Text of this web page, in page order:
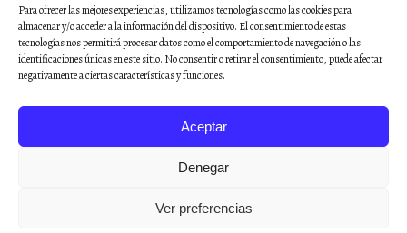
Para ofrecer las mejores experiencias, utilizamos tecnologías como las cookies para
almacenar y/o acceder a la información del dispositivo. El consentimiento de estas
tecnologías nos permitirá procesar datos como el comportamiento de navegación o las
identificaciones únicas en este sitio. No consentir o retirar el consentimiento, puede afectar
negativamente a ciertas características y funciones.
Aceptar
Denegar
Ver preferencias
remayviveeditorial@gmail.com
Boletín
Regístrate al boletín de noticias para estar al día de todas
Registrarse